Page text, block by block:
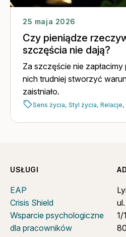
25 maja 2026
Czy pieniądze
szczęścia nie dają?
Za szczęście nie zapłacimy
nich trudniej stworzyć
zaistniało.
Sens życia, Styl życia, Relacje,
USŁUGI
EAP
Crisis Shield
Wsparcie psychologiczne
dla pracowników
1/